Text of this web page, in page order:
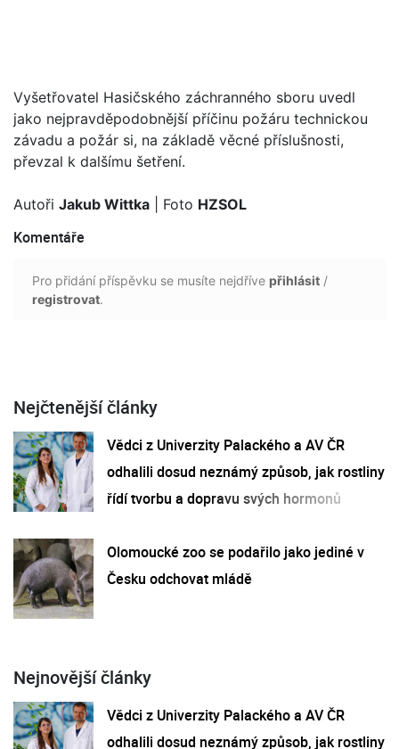
Vyšetřovatel Hasičského záchranného sboru uvedl
jako nejpravděpodobnější příčinu požáru technickou
závadu a požár si, na základě věcné příslušnosti,
převzal k dalšímu šetření.
Autoři Jakub Wittka | Foto HZSOL
Komentáře
Pro přidání příspěvku se musíte nejdříve přihlásit /
registrovat.
Nejčtenější články
Vědci z Univerzity Palackého a AV ČR
odhalili dosud neznámý způsob, jak rostliny
řídí tvorbu a dopravu svých hormonů
Olomoucké zoo se podařilo jako jediné v
Česku odchovat mládě
Nejnovější články
Vědci z Univerzity Palackého a AV ČR
odhalili dosud neznámý způsob, jak rostliny